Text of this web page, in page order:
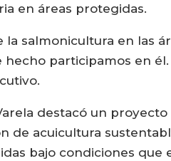
en áreas protegidas.
la salmonicultura en las
hecho participamos en
destacó un
de acuicultura
bajo condiciones que